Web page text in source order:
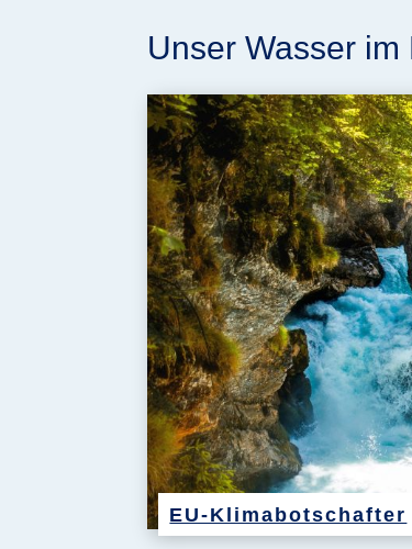
Unser Wasser im
EU-Klimabotschafter